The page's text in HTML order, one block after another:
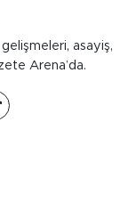
asayiş,
Arena’da.